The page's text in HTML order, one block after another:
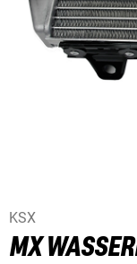
KSX
MX